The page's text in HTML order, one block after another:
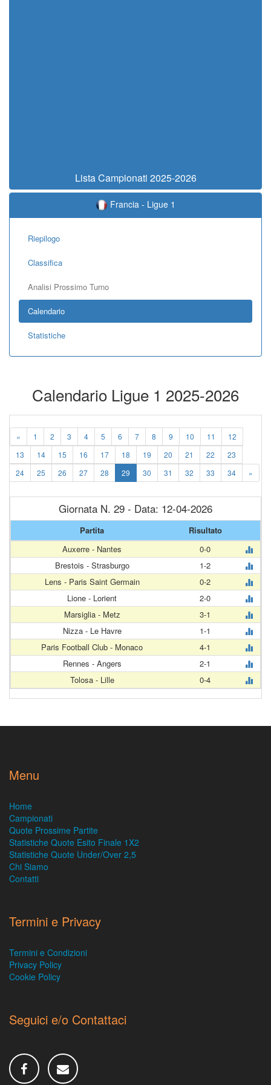
Lista Campionati 2025-2026
Francia - Ligue 1
Riepilogo
Classifica
Analisi Prossimo Turno
Calendario
Statistiche
Calendario Ligue 1 2025-2026
« 1 2 3 4 5 6 7 8 9 10 11
12
13
14 15 16 17 18 19 20 21 22
23
24
25 26 27 28 29 30 31 32 33 34 »
Giornata N. 29 - Data: 12-04-2026
Partita
Risultato
Auxerre - Nantes
0-0
Brestois - Strasburgo
1-2
Lens - Paris Saint Germain
0-2
Lione - Lorient
2-0
Marsiglia - Metz
3-1
Nizza - Le Havre
1-1
Paris Football Club - Monaco
4-1
Rennes - Angers
2-1
Tolosa - Lille
0-4
Menu
Home
Campionati
Quote Prossime Partite
Statistiche Quote Esito Finale 1X2
Statistiche Quote Under/Over 2,5
Chi Siamo
Contatti
Termini e Privacy
Termini e Condizioni
Privacy Policy
Cookie Policy
Seguici e/o Contattaci